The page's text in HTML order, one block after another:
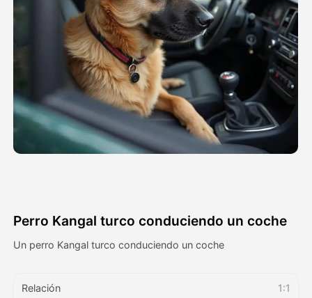
Avatar Video
▼
Video de IA ▼
Foto AI ▼
Otras herramientas
Blog
Perro Kangal turco conduciendo un coche
Un perro Kangal turco conduciendo un coche
Relación
1:1